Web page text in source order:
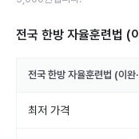
전국 한방 자율훈련법 (
전국 한방 자율훈련법 (이완
최저 가격